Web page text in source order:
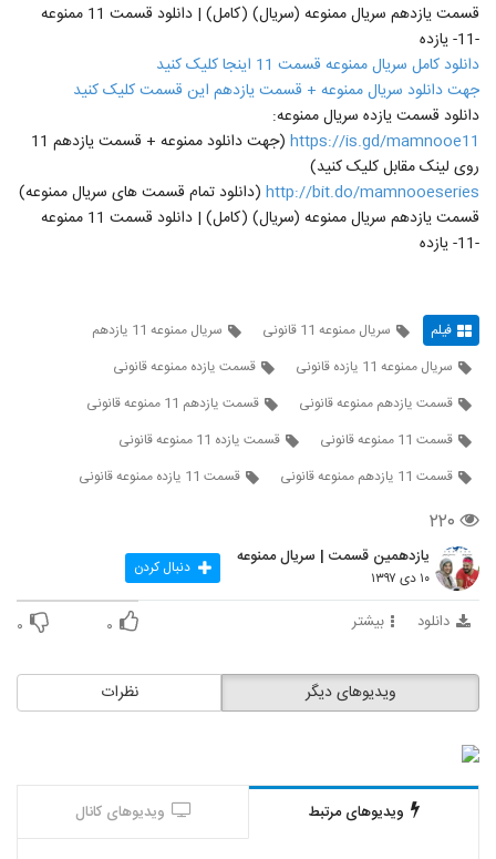
قسمت یازدهم سریال ممنوعه (سریال) (کامل) | دانلود قسمت 11 ممنوعه
-11- یازده
دانلود کامل سریال ممنوعه قسمت 11 اینجا کلیک کنید
جهت دانلود سریال ممنوعه + قسمت یازدهم این قسمت کلیک کنید
دانلود قسمت یازده سریال ممنوعه:
https://is.gd/mamnooe11
(جهت دانلود ممنوعه + قسمت یازدهم 11
روی لینک مقابل کلیک کنید)
http://bit.do/mamnooeseries (دانلود تمام قسمت های سریال ممنوعه)
قسمت یازدهم سریال ممنوعه (سریال) (کامل) | دانلود قسمت 11 ممنوعه
-11- یازده
فیلم سریال ممنوعه 11 قانونی
سریال ممنوعه 11 یازدهم
سریال ممنوعه 11 یازده قانونی
قسمت یازده ممنوعه قانونی
قسمت یازدهم ممنوعه قانونی
قسمت یازدهم 11 ممنوعه قانونی
قسمت 11 ممنوعه قانونی
قسمت یازده 11 ممنوعه قانونی
قسمت 11 یازدهم ممنوعه قانونی
قسمت 11 یازده ممنوعه قانونی
۲۲۰
یازدهمین قسمت | سریال ممنوعه
۱۰ دی ۱۳۹۷ دنبال کردن
دانلود بیشتر ۰ ۰
نظرات ویدیوهای دیگر
ویدیوهای مرتبط ویدیوهای کانال